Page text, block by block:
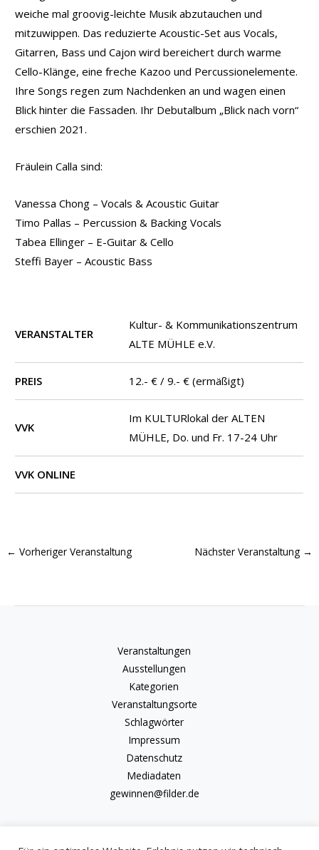
weiche mal groovig-leichte Musik abzutauchen und
mitzuwippen. Das reduzierte Acoustic-Set aus Vocals,
Gitarren, Bass und Cajon wird bereichert durch warme
Cello-Klänge, eine freche Kazoo und Percussionelemente.
Ihre Songs regen zum Nachdenken an und wagen einen
Blick hinter die Fassaden. Ihr Debutalbum „Blick nach vorn“
erschien 2021.
Fräulein Calla sind:
Vanessa Chong – Vocals & Acoustic Guitar
Timo Pallas – Percussion & Backing Vocals
Tabea Ellinger – E-Guitar & Cello
Steffi Bayer – Acoustic Bass
VERANSTALTER
Kultur- & Kommunikationszentrum
ALTE MÜHLE e.V.
PREIS 12.- € / 9.- € (ermäßigt)
VVK
Im KULTURlokal der ALTEN
MÜHLE, Do. und Fr. 17-24 Uhr
VVK ONLINE
← Vorheriger Veranstaltung Nächster Veranstaltung →
Veranstaltungen
Ausstellungen
Kategorien
Veranstaltungsorte
Schlagwörter
Impressum
Datenschutz
Mediadaten
gewinnen@filder.de